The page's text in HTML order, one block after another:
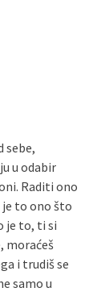
sebe,
u odabir
Raditi ono
je to ono što
je to, ti si
moraćeš
i trudiš se
samo u